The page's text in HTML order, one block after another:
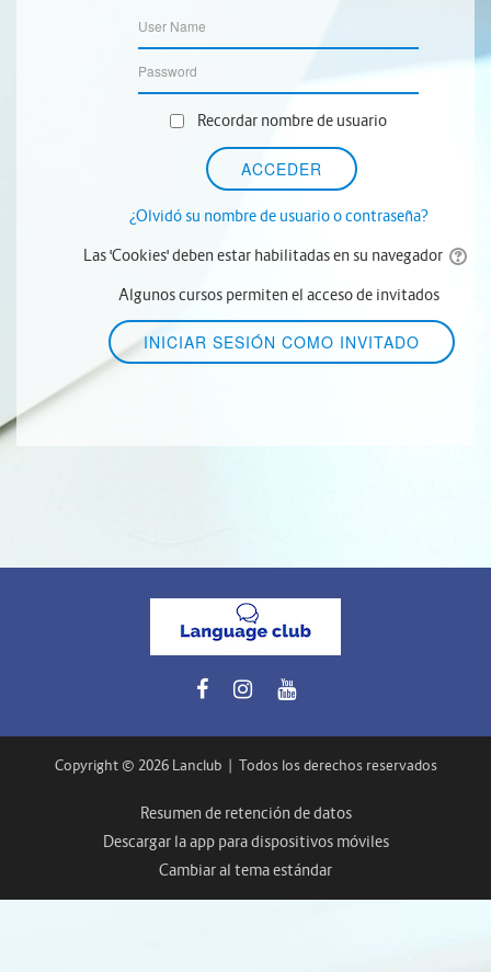
Recordar nombre de usuario
¿Olvidó su nombre de usuario o contraseña?
Las 'Cookies' deben estar habilitadas en su navegador
Algunos cursos permiten el acceso de invitados
Copyright © 2026 Lanclub | Todos los derechos reservados
Resumen de retención de datos
Descargar la app para dispositivos móviles
Cambiar al tema estándar